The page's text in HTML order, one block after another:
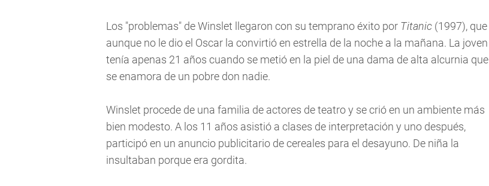
Los "problemas" de Winslet llegaron con su temprano éxito por Titanic (1997), que
aunque no le dio el Oscar la convirtió en estrella de la noche a la mañana. La joven
tenía apenas 21 años cuando se metió en la piel de una dama de alta alcurnia que
se enamora de un pobre don nadie.
Winslet procede de una familia de actores de teatro y se crió en un ambiente más
bien modesto. A los 11 años asistió a clases de interpretación y uno después,
participó en un anuncio publicitario de cereales para el desayuno. De niña la
insultaban porque era gordita.